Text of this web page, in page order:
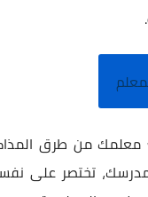
من طرق
تختصر على